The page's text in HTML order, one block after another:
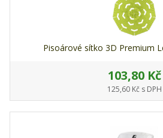
Pisoárové sítko 3D Premium
103,80 Kč
125,60 Kč s DPH